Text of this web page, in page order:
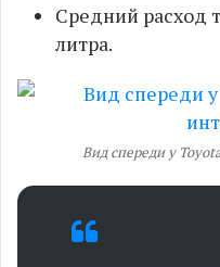
Средний расход
литра.
Вид спереди у